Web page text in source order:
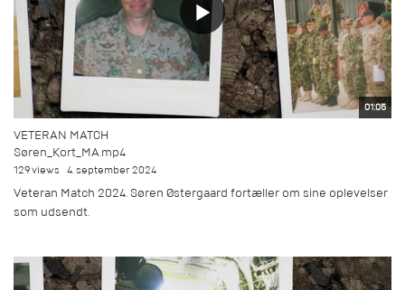
01:05
VETERAN MATCH
Søren_Kort_MA.mp4
129 views 4. september 2024
Veteran Match 2024. Søren Østergaard fortæller om sine oplevelser
som udsendt.